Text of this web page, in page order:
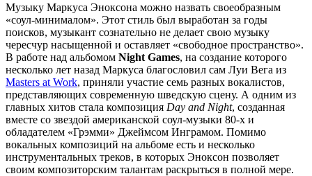
Музыку Маркуса Эноксона можно назвать своеобразным
«соул-минималом». Этот стиль был выработан за годы
поисков, музыкант сознательно не делает свою музыку
чересчур насыщенной и оставляет «свободное пространство».
В работе над альбомом Night Games, на создание которого
несколько лет назад Маркуса благословил сам Луи Вега из
Masters at Work, приняли участие семь разных вокалистов,
представляющих современную шведскую сцену. А одним из
главных хитов стала композиция Day and Night, созданная
вместе со звездой американской соул-музыки 80-х и
обладателем «Грэмми» Джеймсом Инграмом. Помимо
вокальных композиций на альбоме есть и несколько
инструментальных треков, в которых Эноксон позволяет
своим композиторским талантам раскрыться в полной мере.